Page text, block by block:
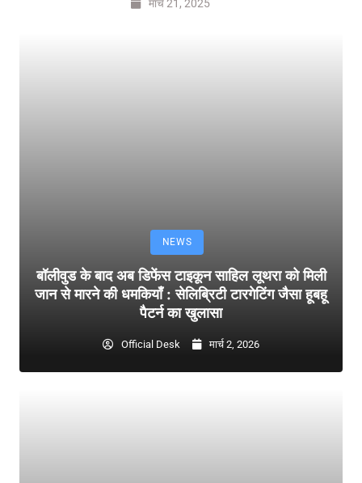
मार्च 21, 2025
NEWS
बॉलीवुड के बाद अब डिफेंस टाइकून साहिल लूथरा को मिली
जान से मारने की धमकियाँ : सेलिब्रिटी टारगेटिंग जैसा हूबहू
पैटर्न का खुलासा
Official Desk मार्च 2, 2026